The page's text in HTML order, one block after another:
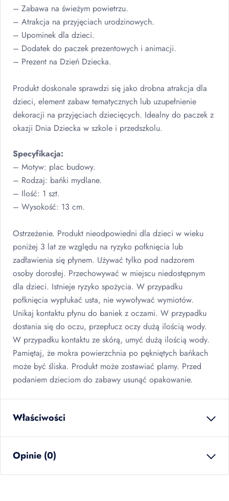
– Zabawa na świeżym powietrzu.
– Atrakcja na przyjęciach urodzinowych.
– Upominek dla dzieci.
– Dodatek do paczek prezentowych i animacji.
– Prezent na Dzień Dziecka.
Produkt doskonale sprawdzi się jako drobna atrakcja dla
dzieci, element zabaw tematycznych lub uzupełnienie
dekoracji na przyjęciach dziecięcych. Idealny do paczek z
okazji Dnia Dziecka w szkole i przedszkolu.
Specyfikacja:
– Motyw: plac budowy.
– Rodzaj: bańki mydlane.
– Ilość: 1 szt.
– Wysokość: 13 cm.
Ostrzeżenie. Produkt nieodpowiedni dla dzieci w wieku
poniżej 3 lat ze względu na ryzyko połknięcia lub
zadławienia się płynem. Używać tylko pod nadzorem
osoby dorosłej. Przechowywać w miejscu niedostępnym
dla dzieci. Istnieje ryzyko spożycia. W przypadku
połknięcia wypłukać usta, nie wywoływać wymiotów.
Unikaj kontaktu płynu do baniek z oczami. W przypadku
dostania się do oczu, przepłucz oczy dużą ilością wody.
W przypadku kontaktu ze skórą, umyć dużą ilością wody.
Pamiętaj, że mokra powierzchnia po pękniętych bańkach
może być śliska. Produkt może zostawiać plamy. Przed
podaniem dzieciom do zabawy usunąć opakowanie.
Właściwości
ilość w opakowaniu
zbiorczym
Opinie (0)